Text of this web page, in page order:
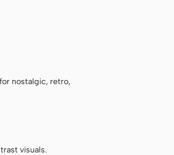
nostalgic, retro,
visuals.